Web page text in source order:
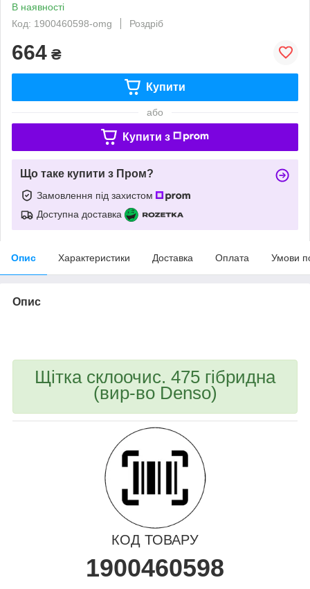
В наявності
Код: 1900460598-omg
Роздріб
664 ₴
Купити
або
Купити з
Що таке купити з Пром?
Замовлення під захистом
Доступна доставка
Опис Характеристики Доставка Оплата Умови
Опис
Щітка склоочис. 475 гібридна
(вир-во Denso)
КОД ТОВАРУ
1900460598